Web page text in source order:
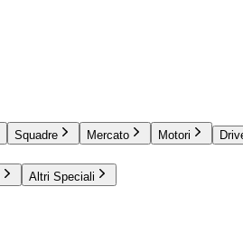
Squadre Mercato Motori
Altri Speciali